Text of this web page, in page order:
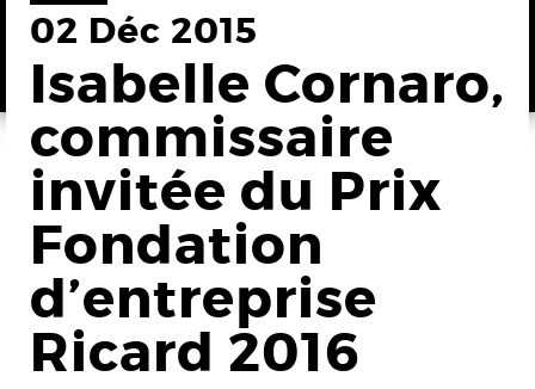
02 Déc 2015
Isabelle Cornaro,
commissaire
invitée du Prix
Fondation
d’entreprise
Ricard 2016